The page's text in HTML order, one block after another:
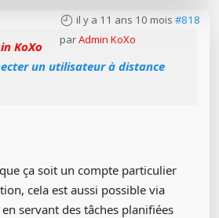
il y a 11 ans 10 mois #818
parAdmin KoXo
KoXo
un utilisateur à distance
ça soit un compte particulier
cela est aussi possible via
servant des tâches planifiées